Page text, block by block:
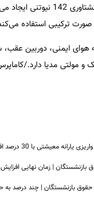
هوای ایمنی، دوربین
و مولتی مدیا دارد./
| چه کسانی مشمول این افزایش یارانه شدند؟
نهایی افزایش ۴۰ درصدی حقوق بازنشستگان
حقوق بازنشستگان | چند درصد